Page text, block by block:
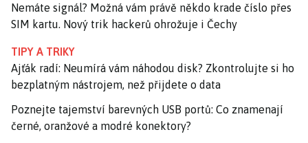
Nemáte signál? Možná vám právě někdo krade číslo přes
SIM kartu. Nový trik hackerů ohrožuje i Čechy
TIPY A TRIKY
Ajťák radí: Neumírá vám náhodou disk? Zkontrolujte si ho
bezplatným nástrojem, než přijdete o data
Poznejte tajemství barevných USB portů: Co znamenají
černé, oranžové a modré konektory?